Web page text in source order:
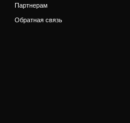
Партнерам
Обратная связь